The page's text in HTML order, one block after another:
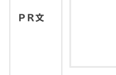
ＰＲ文